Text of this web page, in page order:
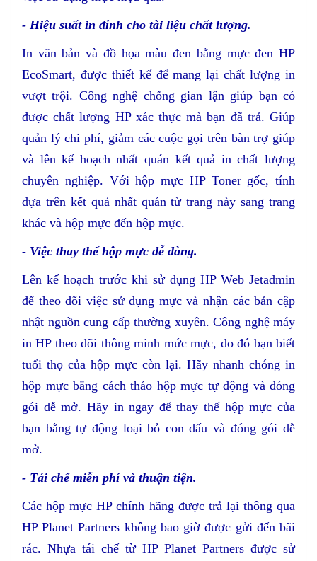
- Hiệu suất in đỉnh cho tài liệu chất lượng.
In văn bản và đồ họa màu đen bằng mực đen HP
EcoSmart, được thiết kế để mang lại chất lượng in
vượt trội. Công nghệ chống gian lận giúp bạn có
được chất lượng HP xác thực mà bạn đã trả. Giúp
quản lý chi phí, giảm các cuộc gọi trên bàn trợ giúp
và lên kế hoạch nhất quán kết quả in chất lượng
chuyên nghiệp. Với hộp mực HP Toner gốc, tính
dựa trên kết quả nhất quán từ trang này sang trang
khác và hộp mực đến hộp mực.
- Việc thay thế hộp mực dễ dàng.
Lên kế hoạch trước khi sử dụng HP Web Jetadmin
để theo dõi việc sử dụng mực và nhận các bản cập
nhật nguồn cung cấp thường xuyên. Công nghệ máy
in HP theo dõi thông minh mức mực, do đó bạn biết
tuổi thọ của hộp mực còn lại. Hãy nhanh chóng in
hộp mực bằng cách tháo hộp mực tự động và đóng
gói dễ mở. Hãy in ngay để thay thế hộp mực của
bạn bằng tự động loại bỏ con dấu và đóng gói dễ
mở.
- Tái chế miễn phí và thuận tiện.
Các hộp mực HPchính hãng được trả lại thông qua
HP Planet Partners không bao giờ được gửi đến bãi
rác. Nhựa tái chế từ HP Planet Partners được sử